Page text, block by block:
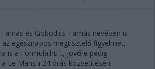
és Gobodics Tamás nevében is
egésznapos megtisztelő figyelmet,
is a Formula.hu-t, jövőre pedig
Le Mans-i 24 órás közvetítésén!